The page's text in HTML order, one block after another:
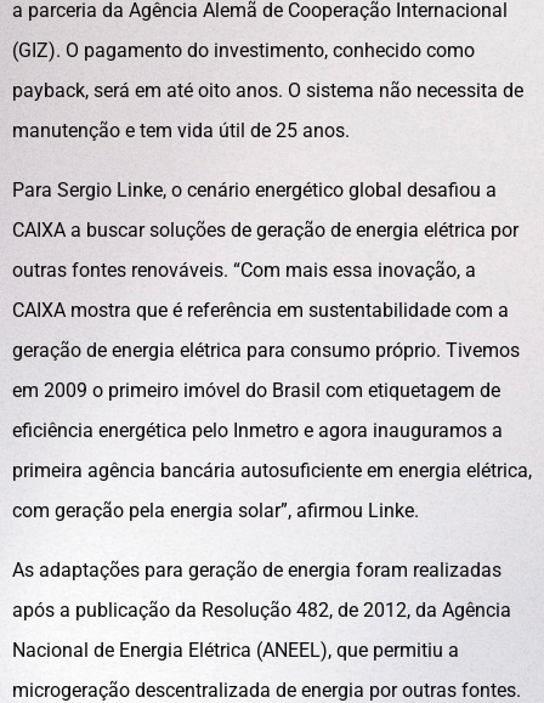
a parceria da Agência Alemã de Cooperação Internacional
(GIZ). O pagamento do investimento, conhecido como
payback, será em até oito anos. O sistema não necessita de
manutenção e tem vida útil de 25 anos.
Para Sergio Linke, o cenário energético global desafiou a
CAIXA a buscar soluções de geração de energia elétrica por
outras fontes renováveis. “Com mais essa inovação, a
CAIXA mostra que é referência em sustentabilidade com a
geração de energia elétrica para consumo próprio. Tivemos
em 2009 o primeiro imóvel do Brasil com etiquetagem de
eficiência energética pelo Inmetro e agora inauguramos a
primeira agência bancária autosuficiente em energia elétrica,
com geração pela energia solar”, afirmou Linke.
As adaptações para geração de energia foram realizadas
após a publicação da Resolução 482, de 2012, da Agência
Nacional de Energia Elétrica (ANEEL), que permitiu a
microgeração descentralizada de energia por outras fontes.